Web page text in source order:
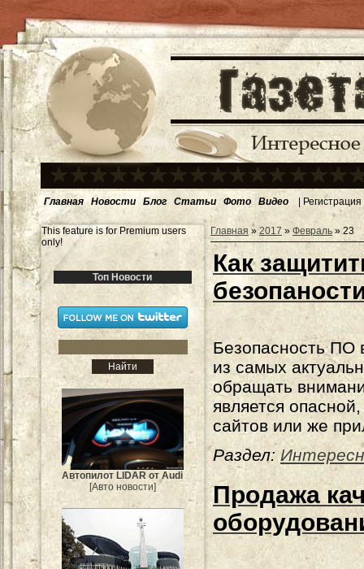
Главная Новости Блог Статьи Фото Видео | Регистрация
This feature is for Premium users
only!
Топ Новости
Автопилот LIDAR от Audi
[Авто новости]
Главная » 2017 » Февраль » 23
Как
Безопасность ПО
из самых
обращать
является
сайтов или же
Раздел:
Продажа